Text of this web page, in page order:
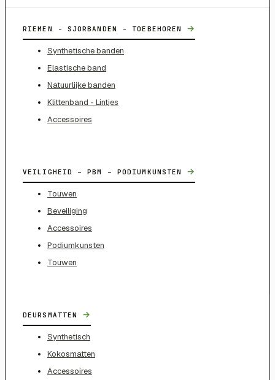
RIEMEN - SJORBANDEN - TOEBEHOREN →
Synthetische banden
Elastische band
Natuurlijke banden
Klittenband - Lintjes
Accessoires
VEILIGHEID – PBM – PODIUMKUNSTEN →
Touwen
Beveiliging
Accessoires
Podiumkunsten
Touwen
DEURSMATTEN →
Synthetisch
Kokosmatten
Accessoires